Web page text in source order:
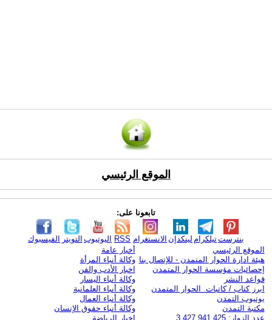
الموقع الرئيسي
تابعونا على:
الفيسبوك التويتر اليوتيوب RSS الانستغرام لينكدإن تيلكرامبنترست
الموقع الرئيسي
هيئة ادارة الحوار المتمدن - للإتصال بنا
إحصائيات مؤسسة الحوار المتمدن
قواعد النشر
ابرز كتاب / كاتبات الحوار المتمدن
يوتيوب التمدن
مكتبة التمدن
عدد الزوار: 3,427,941,425
أخبار عامة
وكالة أنباء المرأة
اخبار الأدب والفن
وكالة أنباء اليسار
وكالة أنباء العلمانية
وكالة أنباء العمال
وكالة أنباء حقوق الإنسان
اخبار الرياضة